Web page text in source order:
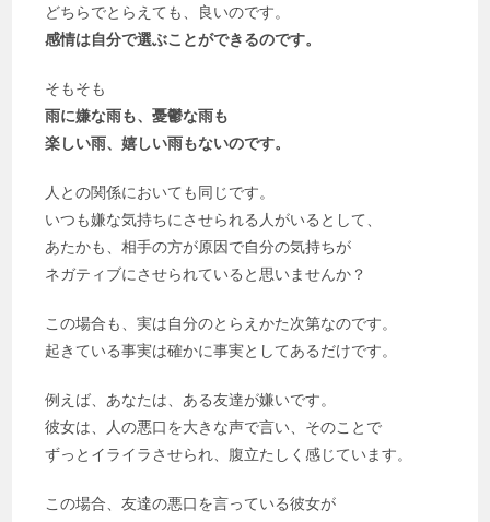
どちらでとらえても、良いのです。
感情は自分で選ぶことができるのです。
そもそも
雨に嫌な雨も、憂鬱な雨も
楽しい雨、嬉しい雨もないのです。
人との関係においても同じです。
いつも嫌な気持ちにさせられる人がいるとして、
あたかも、相手の方が原因で自分の気持ちが
ネガティブにさせられていると思いませんか？
この場合も、実は自分のとらえかた次第なのです。
起きている事実は確かに事実としてあるだけです。
例えば、あなたは、ある友達が嫌いです。
彼女は、人の悪口を大きな声で言い、そのことで
ずっとイライラさせられ、腹立たしく感じています。
この場合、友達の悪口を言っている彼女が